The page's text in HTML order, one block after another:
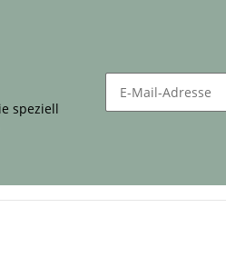
speziell